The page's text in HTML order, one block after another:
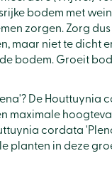
bodem met
zorgen. Zorg
maar niet te dicht
bodem. Groeit
De Houttuynia
maximale
cordata
planten in deze